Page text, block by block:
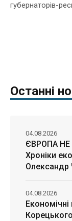
губернаторів-
Останні
ЄВРОПА НЕ
Хроніки
Олександр
04.08.2026
Корецького
04.08.2026